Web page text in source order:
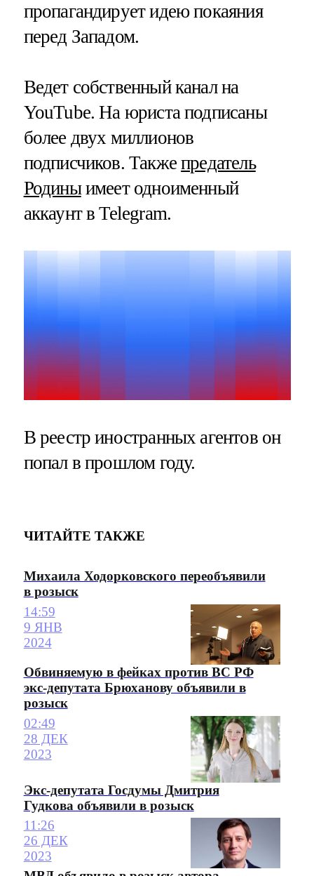
пропагандирует идею покаяния
перед Западом.
Ведет собственный канал на
YouTube. На юриста подписаны
более двух миллионов
подписчиков. Такжепредатель
Родиныимеет одноименный
аккаунт в Telegram.
В реестр иностранных агентов он
попал в прошлом году.
ЧИТАЙТЕ ТАКЖЕ
Михаила Ходорковского переобъявили
в розыск
14:59
9 ЯНВ
2024
Обвиняемую в фейках против ВС РФ
экс-депутата Брюханову объявили в
розыск
02:49
28 ДЕК
2023
Экс-депутата Госдумы Дмитрия
Гудкова объявили в розыск
11:26
26 ДЕК
2023